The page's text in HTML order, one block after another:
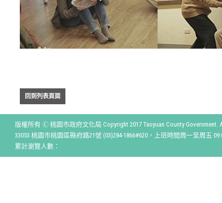
回到列表頁面
版權所有 Ⓒ 桃園市政府文化局 Copyright 2017 Taoyuan County Government.
33053 桃園市桃園區縣府路21號 (03)284-1866#620，上班時間周一至周五
累計瀏覽人數：